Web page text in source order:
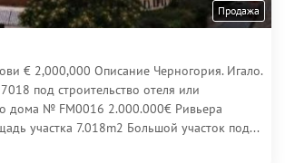
Продажа
€ 2,000,000 Описание Черногория. Игало.
под строительство отеля или
дома № FM0016 2.000.000€ Ривьера
участка 7.018m2 Большой участок под...